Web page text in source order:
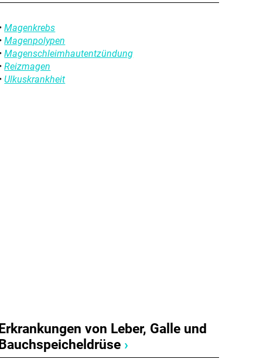
Magenkrebs
Magenpolypen
Magenschleimhautentzündung
Reizmagen
Ulkuskrankheit
Erkrankungen von Leber, Galle und
Bauchspeicheldrüse ›